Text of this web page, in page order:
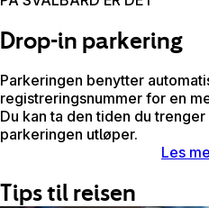
Drop-in parkering
Parkeringen benytter
registreringsnummer for en
Du kan ta den tiden du
parkeringen utløper.
Les
Tips til reisen